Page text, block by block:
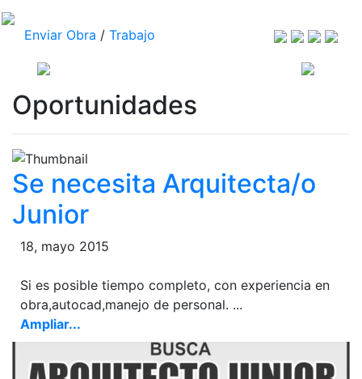
Enviar Obra / Trabajo
Oportunidades
Se necesita Arquitecta/o
Junior
18, mayo 2015
Si es posible tiempo completo, con experiencia en
obra,autocad,manejo de personal. ...
Ampliar...